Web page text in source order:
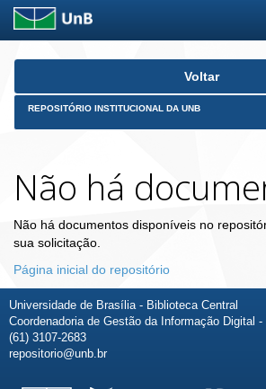
Skip
Voltar
REPOSITÓRIO INSTITUCIONAL DA UNB
Não há
Não há documentos disponíveis no
sua solicitação.
Página inicial do repositório
Universidade de Brasília - Biblioteca Central
Coordenadoria de Gestão da Informação Digital -
(61) 3107-2683
repositorio@unb.br